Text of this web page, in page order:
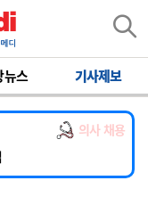
뉴스 기사제보
의사 채용
의사 채용
약직 의사 공개채용
집